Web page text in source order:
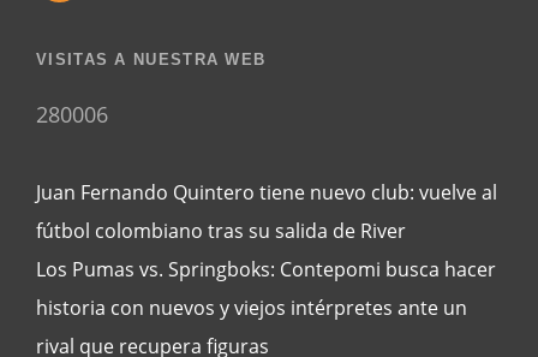
VISITAS A NUESTRA WEB
280006
Juan Fernando Quintero tiene nuevo club: vuelve al
fútbol colombiano tras su salida de River
Los Pumas vs. Springboks: Contepomi busca hacer
historia con nuevos y viejos intérpretes ante un
rival que recupera figuras